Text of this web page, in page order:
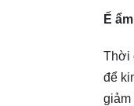
Ế
Thời
để